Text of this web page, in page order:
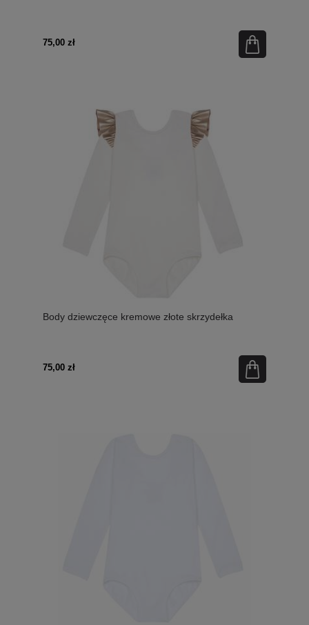
75,00 zł
Body dziewczęce kremowe złote skrzydełka
75,00 zł